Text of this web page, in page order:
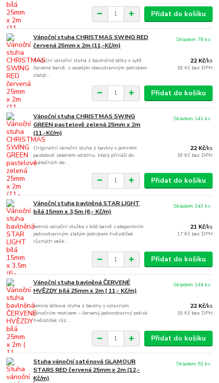
Přidat do košíku
Vánoční stuha CHRISTMAS SWING RED
červená 25mm x 2m (11,-Kč/m)
Tradiční vánoční stuha z bavlněné látky v sytě
červené barvě, s veselým oboustranným potiskem
zlatýc...
22 Kč/ks
18 Kč bez DPH
Skladem 76 ks
Přidat do košíku
Vánoční stuha CHRISTMAS SWING
GREEN pastelově zelená 25mm x 2m
(11,-Kč/m)
Originální vánoční stuha z bavlny v jemném
pastelově zeleném odstínu, který přináší do
svátečních de...
22 Kč/ks
18 Kč bez DPH
Skladem 141 ks
Přidat do košíku
Vánoční stuha bavlněná STAR LIGHT
bílá 15mm x 3,5m (6,- Kč/m)
Jemná vánoční stužka v bílé barvě s elegantním
jednostranným zlatým potiskem hvězdiček
různých velik...
21 Kč/ks
17 Kč bez DPH
Skladem 343 ks
Přidat do košíku
Vánoční stuha bavlněná ČERVENÉ
HVĚZDY bílá 25mm x 2m ( 11,- Kč/m)
Jemná látková stuha z bavlny s výrazným
vánočním motivem – červený jednostranný potisk
hvězdiček růz...
22 Kč/ks
18 Kč bez DPH
Skladem 144 ks
Přidat do košíku
Stuha vánoční saténová GLAMOUR
STARS RED červená 25mm x 2m (12,-
Kč/m)
Skladem 53 ks